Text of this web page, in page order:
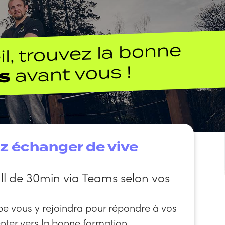
trouvez la bonne
avant vous !
échanger de vive
de 30min via Teams selon vos
vous y rejoindra pour répondre à vos